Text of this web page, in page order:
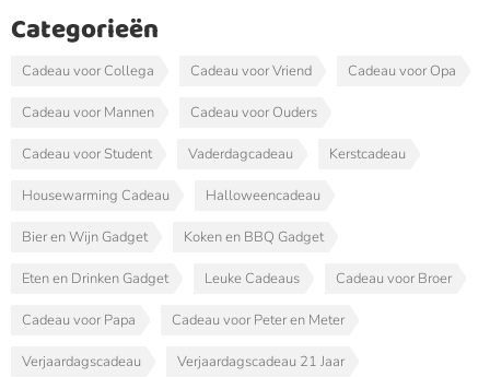
Categorieën
Cadeau voor Collega Cadeau voor Vriend Cadeau voor Opa
Cadeau voor Mannen Cadeau voor Ouders
Cadeau voor Student Vaderdagcadeau Kerstcadeau
Housewarming Cadeau Halloweencadeau
Bier en Wijn Gadget Koken en BBQ Gadget
Eten en Drinken Gadget Leuke Cadeaus Cadeau voor Broer
Cadeau voor Papa Cadeau voor Peter en Meter
Verjaardagscadeau Verjaardagscadeau 21 Jaar